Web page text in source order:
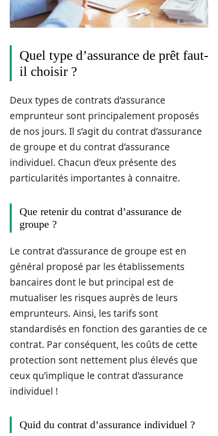
Quel type d’assurance de prêt faut-
il choisir ?
Deux types de contrats d’assurance
emprunteur sont principalement proposés
de nos jours. Il s’agit du contrat d’assurance
de groupe et du contrat d’assurance
individuel. Chacun d’eux présente des
particularités importantes à connaitre.
Que retenir du contrat d’assurance de
groupe ?
Le contrat d’assurance de groupe est en
général proposé par les établissements
bancaires dont le but principal est de
mutualiser les risques auprès de leurs
emprunteurs. Ainsi, les tarifs sont
standardisés en fonction des garanties de ce
contrat. Par conséquent, les coûts de cette
protection sont nettement plus élevés que
ceux qu’implique le contrat d’assurance
individuel !
Quid du contrat d’assurance individuel ?